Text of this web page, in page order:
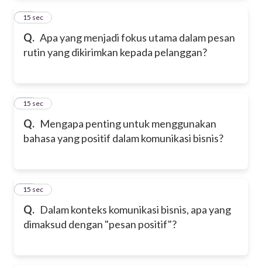
Q. Apa yang menjadi fokus utama dalam pesan
rutin yang dikirimkan kepada pelanggan?
11
15 sec
Q. Mengapa penting untuk menggunakan
bahasa yang positif dalam komunikasi bisnis?
12
15 sec
Q. Dalam konteks komunikasi bisnis, apa yang
dimaksud dengan "pesan positif"?
13
15 sec